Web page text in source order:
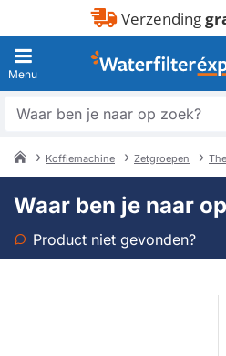
Verzending
Waar
zoek?
Koffiemachine Zetgroepen
Waar ben je naar
Product niet gevonden?